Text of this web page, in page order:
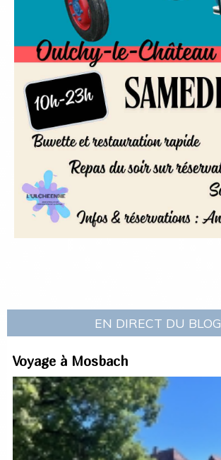
EN DIRECT DU BLOG
Voyage à Mosbach